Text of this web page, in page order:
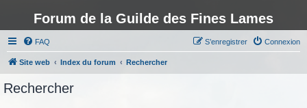
Forum de la Guilde des Fines Lames
FAQ Connexion
S’enregistrer
Site web Index du forum Rechercher
Rechercher